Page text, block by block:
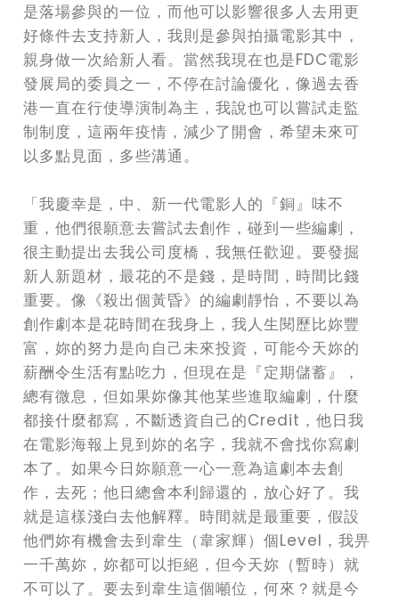
是落場參與的一位，而他可以影響很多人去用更
好條件去支持新人，我則是參與拍攝電影其中，
親身做一次給新人看。當然我現在也是FDC電影
發展局的委員之一，不停在討論優化，像過去香
港一直在行使導演制為主，我說也可以嘗試走監
制制度，這兩年疫情，減少了開會，希望未來可
以多點見面，多些溝通。
「我慶幸是，中、新一代電影人的『銅』味不
重，他們很願意去嘗試去創作，碰到一些編劇，
很主動提出去我公司度橋，我無任歡迎。要發掘
新人新題材，最花的不是錢，是時間，時間比錢
重要。像《殺出個黃昏》的編劇靜怡，不要以為
創作劇本是花時間在我身上，我人生閱歷比妳豐
富，妳的努力是向自己未來投資，可能今天妳的
薪酬令生活有點吃力，但現在是『定期儲蓄』，
總有微息，但如果妳像其他某些進取編劇，什麼
都接什麼都寫，不斷透資自己的Credit，他日我
在電影海報上見到妳的名字，我就不會找你寫劇
本了。如果今日妳願意一心一意為這劇本去創
作，去死；他日總會本利歸還的，放心好了。我
就是這樣淺白去他解釋。時間就是最重要，假設
他們妳有機會去到韋生（韋家輝）個Level，我畀
一千萬妳，妳都可以拒絕，但今天妳（暫時）就
不可以了。要去到韋生這個噸位，何來？就是今